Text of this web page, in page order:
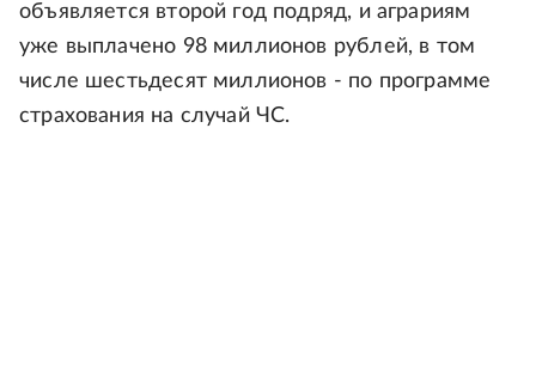
объявляется второй год подряд, и аграриям
уже выплачено 98 миллионов рублей, в том
числе шестьдесят миллионов - по программе
страхования на случай ЧС.